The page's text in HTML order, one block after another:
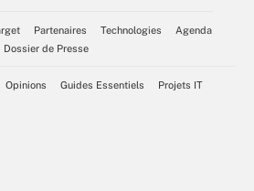
Partenaires Technologies
Agenda
Dossier de Presse
Opinions Guides Essentiels Projets IT